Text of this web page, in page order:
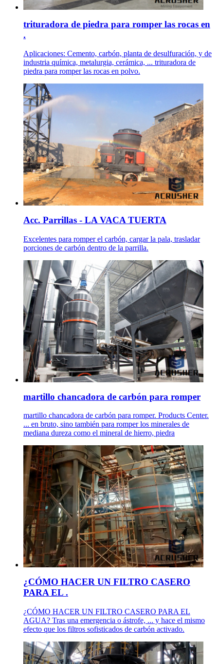
trituradora de piedra para romper las rocas en
.
Aplicaciones: Cemento, carbón, planta de desulfuración, y de
industria química, metalurgia, cerámica, ... trituradora de
piedra para romper las rocas en polvo.
Acc. Parrillas - LA VACA TUERTA
Excelentes para romper el carbón, cargar la pala, trasladar
porciones de carbón dentro de la parrilla.
martillo chancadora de carbón para romper
martillo chancadora de carbón para romper. Products Center.
... en bruto, sino también para romper los minerales de
mediana dureza como el mineral de hierro, piedra
¿CÓMO HACER UN FILTRO CASERO
PARA EL .
¿CÓMO HACER UN FILTRO CASERO PARA EL
AGUA? Tras una emergencia o ástrofe, ... y hace el mismo
efecto que los filtros sofisticados de carbón activado.